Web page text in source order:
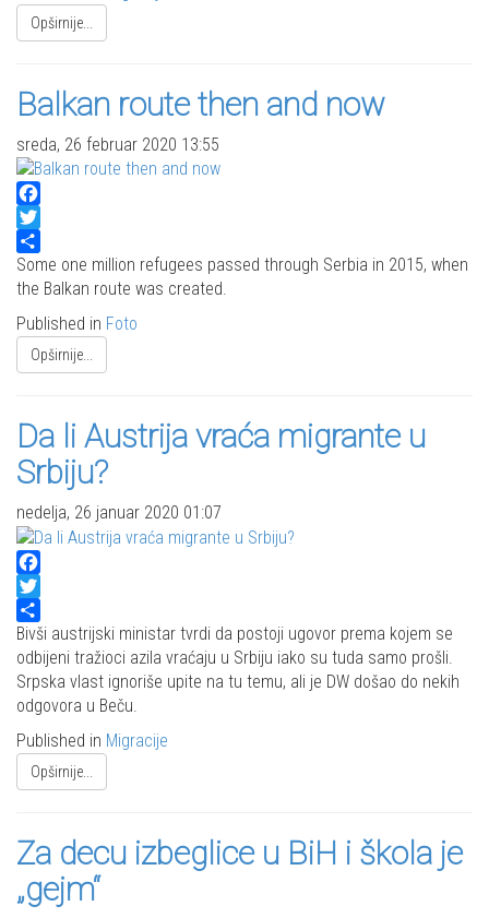
Opširnije...
Balkan route then and now
sreda, 26 februar 2020 13:55
Facebook
Twitter
Share
Some one million refugees passed through Serbia in 2015, when
the Balkan route was created.
Published in Foto
Opširnije...
Da li Austrija vraća migrante u
Srbiju?
nedelja, 26 januar 2020 01:07
Facebook
Twitter
Share
Bivši austrijski ministar tvrdi da postoji ugovor prema kojem se
odbijeni tražioci azila vraćaju u Srbiju iako su tuda samo prošli.
Srpska vlast ignoriše upite na tu temu, ali je DW došao do nekih
odgovora u Beču.
Published in Migracije
Opširnije...
Za decu izbeglice u BiH i škola je
„gejm“